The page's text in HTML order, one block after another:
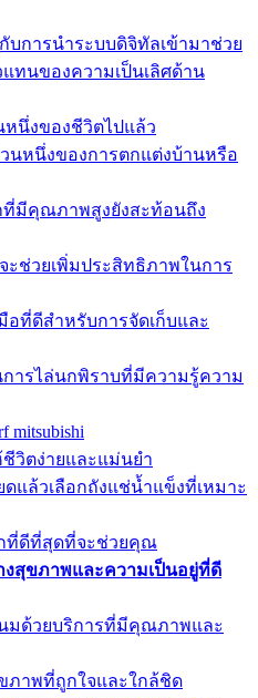
บการนำระบบดิจิทัลเข้ามาช่วย
ทนของความเป็นเลิศด้าน
หนึ่งของชีวิตไปแล้ว
นหนึ่งของการตกแต่งบ้านหรือ
ที่มีคุณภาพสูงยังสะท้อนถึง
ะช่วยเพิ่มประสิทธิภาพในการ
อที่ดีสำหรับการจัดเก็บและ
การไล่นกพิราบที่มีความรู้ความ
วิตง่ายและแม่นยำ
ดแล้วเลือกถังแช่น้ำแข็งที่เหมาะ
กที่ดีที่สุดที่จะช่วยคุณ
งสุขภาพและความเป็นอยู่ที่ดี
นมด้วยบริการที่มีคุณภาพและ
ภาพที่ถูกใจและใกล้ชิด